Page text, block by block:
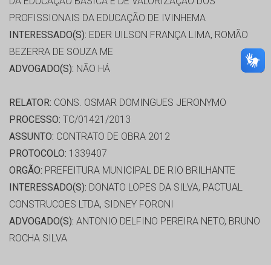
PROFISSIONAIS DA EDUCAÇÃO DE IVINHEMA
INTERESSADO(S): EDER UILSON FRANÇA LIMA, ROMÃO
BEZERRA DE SOUZA ME
ADVOGADO(S): NÃO HÁ
RELATOR: CONS. OSMAR DOMINGUES JERONYMO
PROCESSO: TC/01421/2013
ASSUNTO: CONTRATO DE OBRA 2012
PROTOCOLO: 1339407
ORGÃO: PREFEITURA MUNICIPAL DE RIO BRILHANTE
INTERESSADO(S): DONATO LOPES DA SILVA, PACTUAL
CONSTRUCOES LTDA, SIDNEY FORONI
ADVOGADO(S): ANTONIO DELFINO PEREIRA NETO, BRUNO
ROCHA SILVA